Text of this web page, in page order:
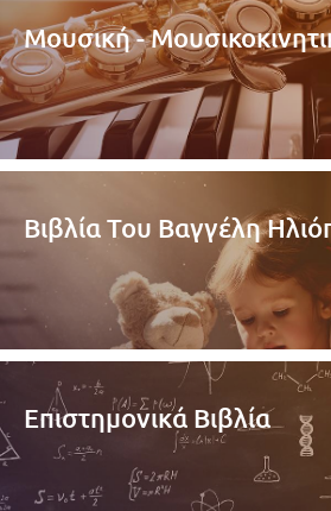
Μουσική -
Βιβλία Του Βαγγέλη
Επιστημονικά Βιβλία